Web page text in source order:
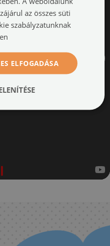
az összes süti
szabályzatunknak
ELFOGADÁSA